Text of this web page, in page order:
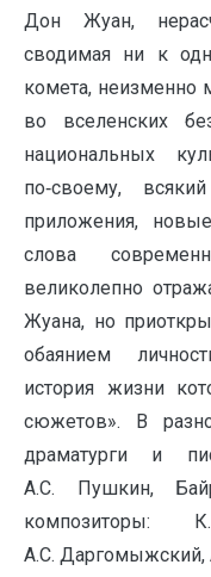
Дон Жуан,
сводимая ни к
комета,
во вселенских
национальных
по‑своему,
приложения,
слова
великолепно
Жуана, но
обаянием
история жизни
сюжетов». В
драматурги и
А.С. Пушкин,
А.С. Даргомыжский,